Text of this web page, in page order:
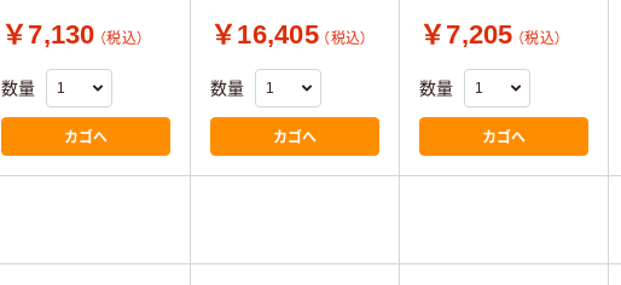
￥7,130 （税込）
数量
カゴへ
￥16,405 （税込）
数量
カゴへ
￥7,205 （税込）
数量
カゴへ